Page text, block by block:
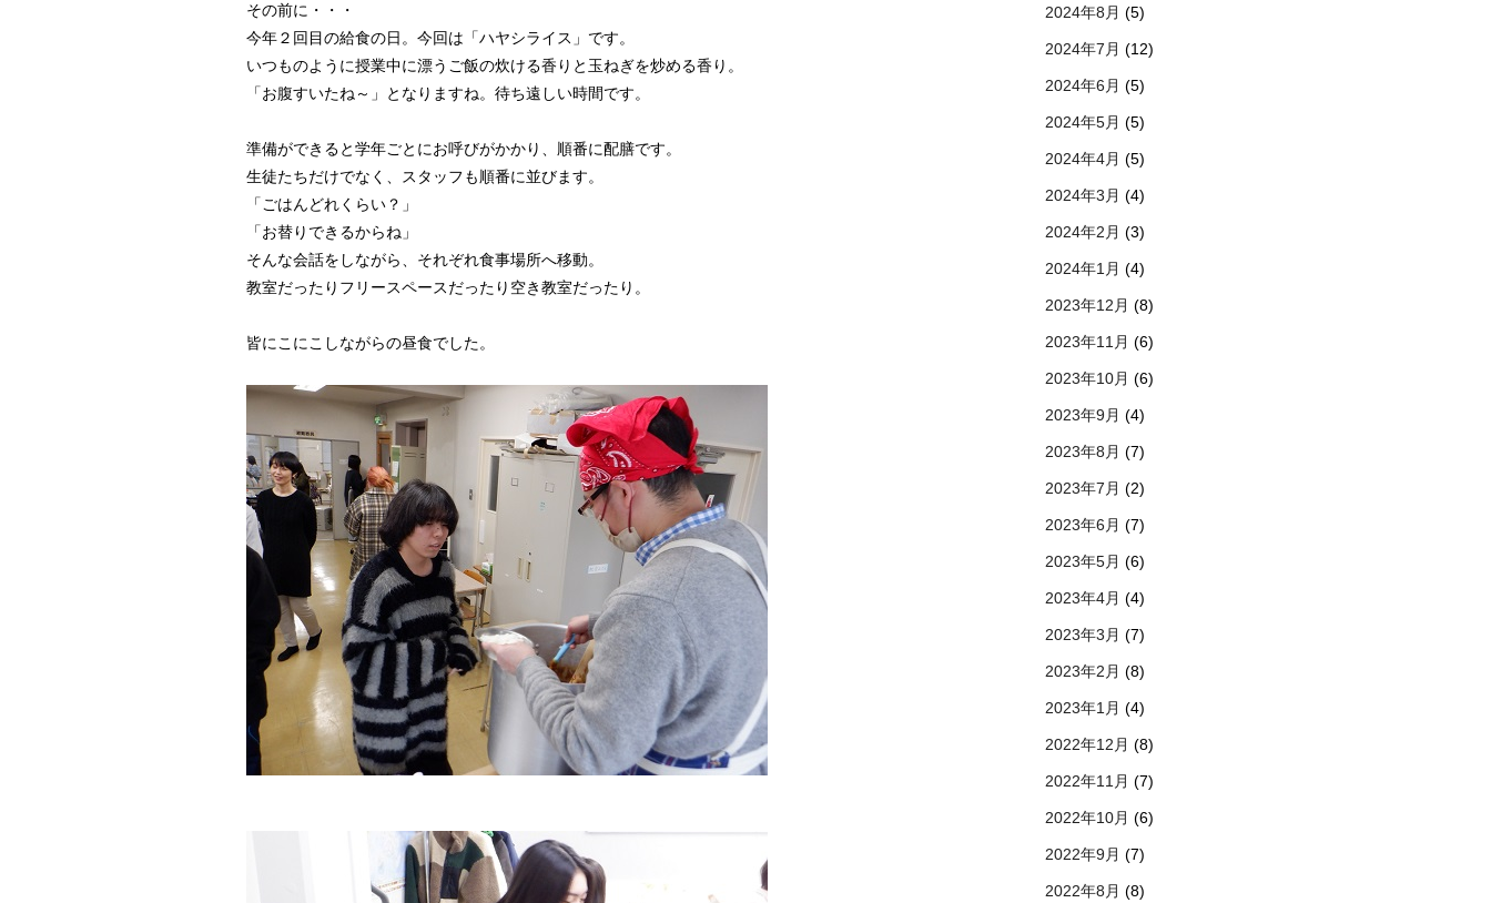
その前に・・・
今年２回目の給食の日。今回は「ハヤシライス」です。
いつものように授業中に漂うご飯の炊ける香りと玉ねぎを炒める香り。
「お腹すいたね～」となりますね。待ち遠しい時間です。
準備ができると学年ごとにお呼びがかかり、順番に配膳です。
生徒たちだけでなく、スタッフも順番に並びます。
「ごはんどれくらい？」
「お替りできるからね」
そんな会話をしながら、それぞれ食事場所へ移動。
教室だったりフリースペースだったり空き教室だったり。
皆にこにこしながらの昼食でした。
2024年8月 (5)
2024年7月 (12)
2024年6月 (5)
2024年5月 (5)
2024年4月 (5)
2024年3月 (4)
2024年2月 (3)
2024年1月 (4)
2023年12月 (8)
2023年11月 (6)
2023年10月 (6)
2023年9月 (4)
2023年8月 (7)
2023年7月 (2)
2023年6月 (7)
2023年5月 (6)
2023年4月 (4)
2023年3月 (7)
2023年2月 (8)
2023年1月 (4)
2022年12月 (8)
2022年11月 (7)
2022年10月 (6)
2022年9月 (7)
2022年8月 (8)